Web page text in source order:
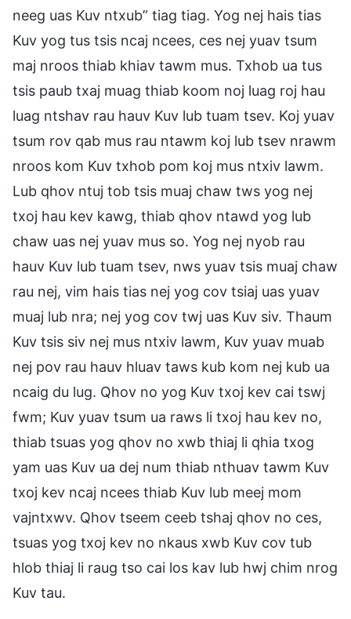
neeg uas Kuv ntxub” tiag tiag. Yog nej hais tias
Kuv yog tus tsis ncaj ncees, ces nej yuav tsum
maj nroos thiab khiav tawm mus. Txhob ua tus
tsis paub txaj muag thiab koom noj luag roj hau
luag ntshav rau hauv Kuv lub tuam tsev. Koj yuav
tsum rov qab mus rau ntawm koj lub tsev nrawm
nroos kom Kuv txhob pom koj mus ntxiv lawm.
Lub qhov ntuj tob tsis muaj chaw tws yog nej
txoj hau kev kawg, thiab qhov ntawd yog lub
chaw uas nej yuav mus so. Yog nej nyob rau
hauv Kuv lub tuam tsev, nws yuav tsis muaj chaw
rau nej, vim hais tias nej yog cov tsiaj uas yuav
muaj lub nra; nej yog cov twj uas Kuv siv. Thaum
Kuv tsis siv nej mus ntxiv lawm, Kuv yuav muab
nej pov rau hauv hluav taws kub kom nej kub ua
ncaig du lug. Qhov no yog Kuv txoj kev cai tswj
fwm; Kuv yuav tsum ua raws li txoj hau kev no,
thiab tsuas yog qhov no xwb thiaj li qhia txog
yam uas Kuv ua dej num thiab nthuav tawm Kuv
txoj kev ncaj ncees thiab Kuv lub meej mom
vajntxwv. Qhov tseem ceeb tshaj qhov no ces,
tsuas yog txoj kev no nkaus xwb Kuv cov tub
hlob thiaj li raug tso cai los kav lub hwj chim nrog
Kuv tau.